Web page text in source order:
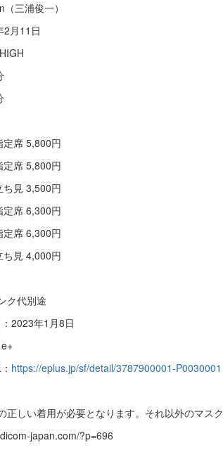
三浦俊一）
2月11日
席 5,800円
5,800円
3,500円
定席 6,300円
6,300円
4,000円
ク代別途
2023年1月8日
https://eplus.jp/sf/detail/3787900001-P0030001
正しい着用が必要となります。それ以外のマス
japan.com/?p=696